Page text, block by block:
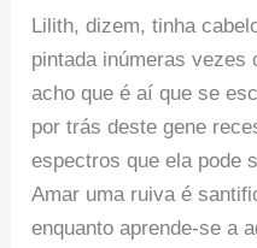
Lilith, dizem, tinha
pintada inúmeras vezes
acho que é aí que se
por trás deste gene
espectros que ela pode
Amar uma ruiva é
enquanto aprende-se a